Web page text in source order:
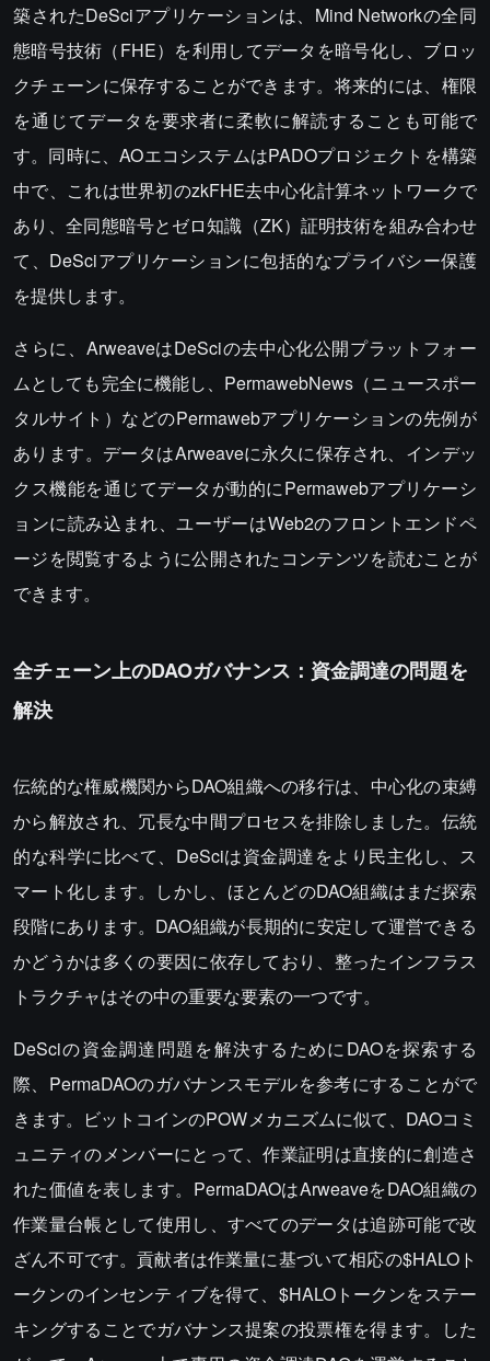
築されたDeSciアプリケーションは、Mind Networkの全同
態暗号技術（FHE）を利用してデータを暗号化し、ブロッ
クチェーンに保存することができます。将来的には、権限
を通じてデータを要求者に柔軟に解読することも可能で
す。同時に、AOエコシステムはPADOプロジェクトを構築
中で、これは世界初のzkFHE去中心化計算ネットワークで
あり、全同態暗号とゼロ知識（ZK）証明技術を組み合わせ
て、DeSciアプリケーションに包括的なプライバシー保護
を提供します。
さらに、ArweaveはDeSciの去中心化公開プラットフォー
ムとしても完全に機能し、PermawebNews（ニュースポー
タルサイト）などのPermawebアプリケーションの先例が
あります。データはArweaveに永久に保存され、インデッ
クス機能を通じてデータが動的にPermawebアプリケーシ
ョンに読み込まれ、ユーザーはWeb2のフロントエンドペ
ージを閲覧するように公開されたコンテンツを読むことが
できます。
全チェーン上のDAOガバナンス：資金調達の問題を
解決
伝統的な権威機関からDAO組織への移行は、中心化の束縛
から解放され、冗長な中間プロセスを排除しました。伝統
的な科学に比べて、DeSciは資金調達をより民主化し、ス
マート化します。しかし、ほとんどのDAO組織はまだ探索
段階にあります。DAO組織が長期的に安定して運営できる
かどうかは多くの要因に依存しており、整ったインフラス
トラクチャはその中の重要な要素の一つです。
DeSciの資金調達問題を解決するためにDAOを探索する
際、PermaDAOのガバナンスモデルを参考にすることがで
きます。ビットコインのPOWメカニズムに似て、DAOコミ
ュニティのメンバーにとって、作業証明は直接的に創造さ
れた価値を表します。PermaDAOはArweaveをDAO組織の
作業量台帳として使用し、すべてのデータは追跡可能で改
ざん不可です。貢献者は作業量に基づいて相応の$HALOト
ークンのインセンティブを得て、$HALOトークンをステー
キングすることでガバナンス提案の投票権を得ます。した